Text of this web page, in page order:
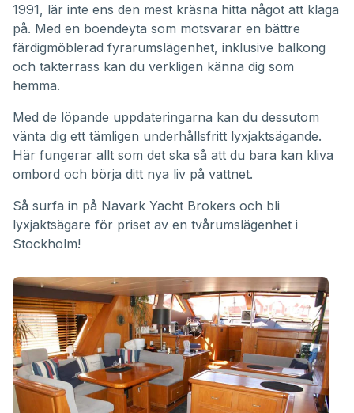
1991, lär inte ens den mest kräsna hitta något att klaga
på. Med en boendeyta som motsvarar en bättre
färdigmöblerad fyrarumslägenhet, inklusive balkong
och takterrass kan du verkligen känna dig som
hemma.
Med de löpande uppdateringarna kan du dessutom
vänta dig ett tämligen underhållsfritt lyxjaktsägande.
Här fungerar allt som det ska så att du bara kan kliva
ombord och börja ditt nya liv på vattnet.
Så surfa in på Navark Yacht Brokers och bli
lyxjaktsägare för priset av en tvårumslägenhet i
Stockholm!